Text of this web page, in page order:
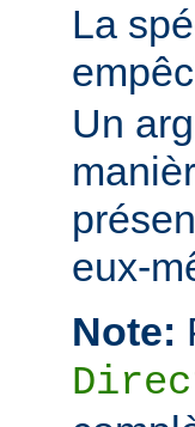
La
Un
eux-
Note: